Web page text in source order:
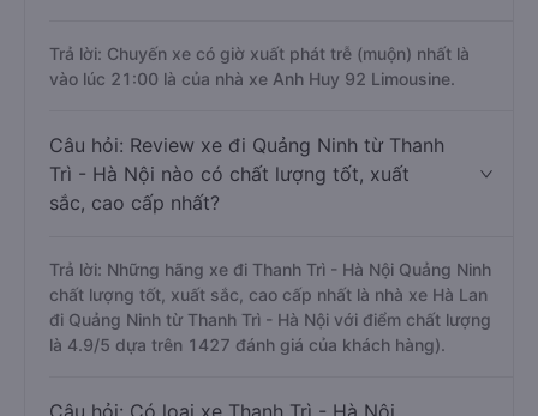
Trả lời: Chuyến xe có giờ xuất phát trễ (muộn) nhất là
vào lúc 21:00 là của nhà xe Anh Huy 92 Limousine.
Câu hỏi: Review xe đi Quảng Ninh từ Thanh
Trì - Hà Nội nào có chất lượng tốt, xuất
sắc, cao cấp nhất?
Trả lời: Những hãng xe đi Thanh Trì - Hà Nội Quảng Ninh
chất lượng tốt, xuất sắc, cao cấp nhất là nhà xe Hà Lan
đi Quảng Ninh từ Thanh Trì - Hà Nội với điểm chất lượng
là 4.9/5 dựa trên 1427 đánh giá của khách hàng).
Câu hỏi: Có loại xe Thanh Trì - Hà Nội